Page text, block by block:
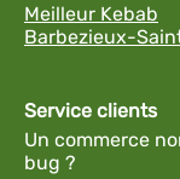
Meilleur Kebab
Barbezieux-
Service clients
Un commerce
bug ?